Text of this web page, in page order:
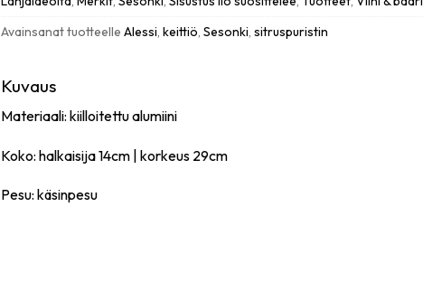
Avainsanat tuotteelleAlessi,keittiö,Sesonki,sitruspuristin
Kuvaus
Materiaali: kiilloitettu alumiini
Koko: halkaisija 14cm | korkeus 29cm
Pesu: käsinpesu